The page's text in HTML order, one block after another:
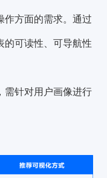
作方面的需求。通过
的可读性、可导航性
需针对用户画像进行